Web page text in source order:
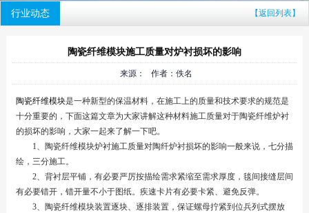
行业动态 【返回列表】
陶瓷纤维模块施工质量对炉衬损坏的影响
来源： 作者：佚名
陶瓷纤维模块是一种新型的保温材料，在施工上的质量和技术要求的规范是
十分重要的，下面这篇文章为大家讲解这种材料施工质量对于陶瓷纤维炉衬
的损坏的影响，大家一起来了解一下吧。
1、陶瓷纤维模块炉衬施工质量对陶纤炉衬损坏的影响一般来说，七分描
绘，三分施工。
2、背衬层平铺，有必要严厉按描绘需求紧缩至需求厚度，毯间接缝层间
有必要错开，错开量不小于图纸。疾速卡片有必要卡紧、避免反弹。
3、陶瓷纤维模块装置逐块、逐排装置，保证螺母拧紧到位兵列式摆放